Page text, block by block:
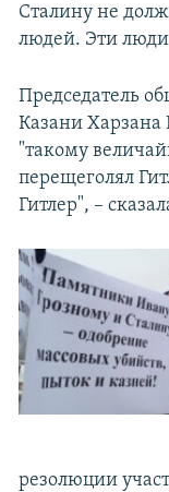
Сталину не
людей. Эти люди
Председатель
Казани Харзана
"такому
перещеголял
Гитлер", –
резолюции